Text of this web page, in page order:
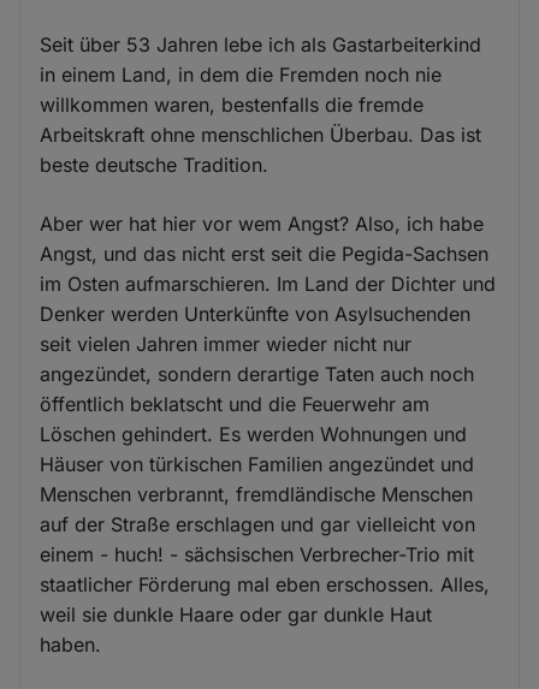
Seit über 53 Jahren lebe ich als Gastarbeiterkind
in einem Land, in dem die Fremden noch nie
willkommen waren, bestenfalls die fremde
Arbeitskraft ohne menschlichen Überbau. Das ist
beste deutsche Tradition.
Aber wer hat hier vor wem Angst? Also, ich habe
Angst, und das nicht erst seit die Pegida-Sachsen
im Osten aufmarschieren. Im Land der Dichter und
Denker werden Unterkünfte von Asylsuchenden
seit vielen Jahren immer wieder nicht nur
angezündet, sondern derartige Taten auch noch
öffentlich beklatscht und die Feuerwehr am
Löschen gehindert. Es werden Wohnungen und
Häuser von türkischen Familien angezündet und
Menschen verbrannt, fremdländische Menschen
auf der Straße erschlagen und gar vielleicht von
einem - huch! - sächsischen Verbrecher-Trio mit
staatlicher Förderung mal eben erschossen. Alles,
weil sie dunkle Haare oder gar dunkle Haut
haben.